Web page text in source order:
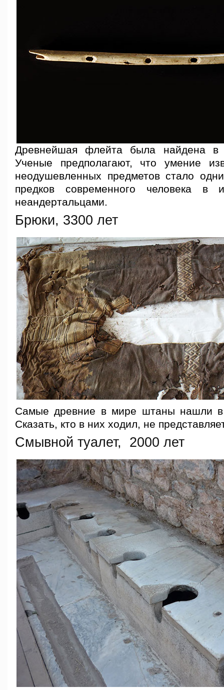
Древнейшая флейта была найдена
Ученые предполагают, что умение
неодушевленных предметов стало
предков современного человека в
неандертальцами.
Брюки, 3300 лет
Самые древние в мире штаны нашли в
Сказать, кто в них ходил, не
Смывной туалет, 2000 лет